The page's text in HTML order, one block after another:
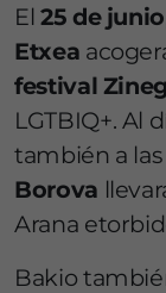
El 25 de junio
Etxea
festival
LGTBIQ+. Al
también a las
Borova
Arana
Bakio